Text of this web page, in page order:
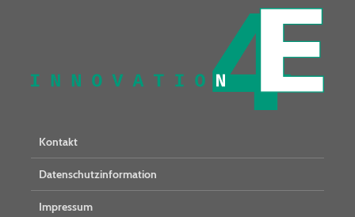
Kontakt
Datenschutzinformation
Impressum